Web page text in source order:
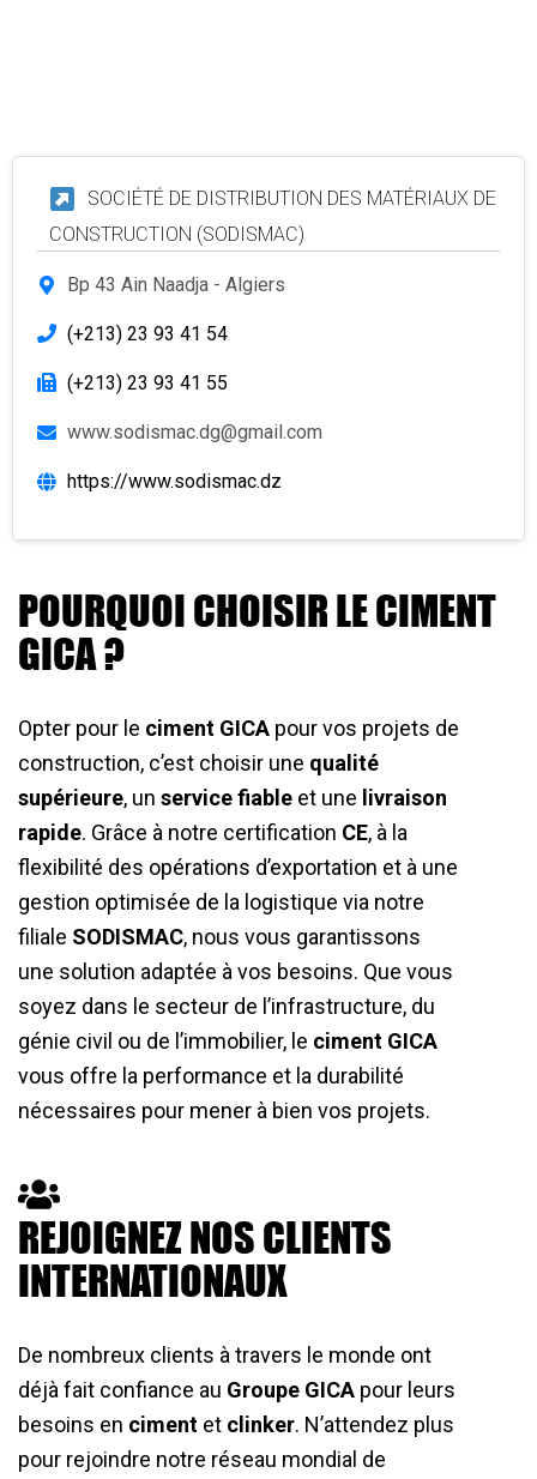
SOCIÉTÉ DE DISTRIBUTION DES MATÉRIAUX DE
CONSTRUCTION (SODISMAC)
Bp 43 Ain Naadja - Algiers
(+213) 23 93 41 54
(+213) 23 93 41 55
www.sodismac.dg@gmail.com
https://www.sodismac.dz
POURQUOI CHOISIR LE CIMENT
GICA ?
Opter pour le ciment GICA pour vos projets de
construction, c’est choisir une qualité
supérieure, un service fiable et une livraison
rapide. Grâce à notre certification CE, à la
flexibilité des opérations d’exportation et à une
gestion optimisée de la logistique via notre
filiale SODISMAC, nous vous garantissons
une solution adaptée à vos besoins. Que vous
soyez dans le secteur de l’infrastructure, du
génie civil ou de l’immobilier, le ciment GICA
vous offre la performance et la durabilité
nécessaires pour mener à bien vos projets.
REJOIGNEZ NOS CLIENTS
INTERNATIONAUX
De nombreux clients à travers le monde ont
déjà fait confiance au Groupe GICA pour leurs
besoins en ciment et clinker. N’attendez plus
pour rejoindre notre réseau mondial de